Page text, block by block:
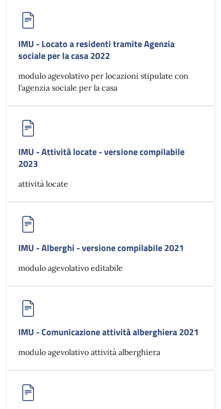
IMU - Locato a residenti tramite Agenzia
sociale per la casa 2022
modulo agevolativo per locazioni stipulate con
l'agenzia sociale per la casa
IMU - Attività locate - versione compilabile
2023
attività locate
IMU - Alberghi - versione compilabile 2021
modulo agevolativo editabile
IMU - Comunicazione attività alberghiera 2021
modulo agevolativo attività alberghiera